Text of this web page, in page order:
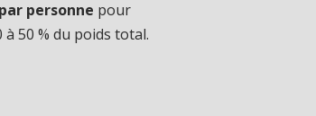
personne pour
50 % du poids total.